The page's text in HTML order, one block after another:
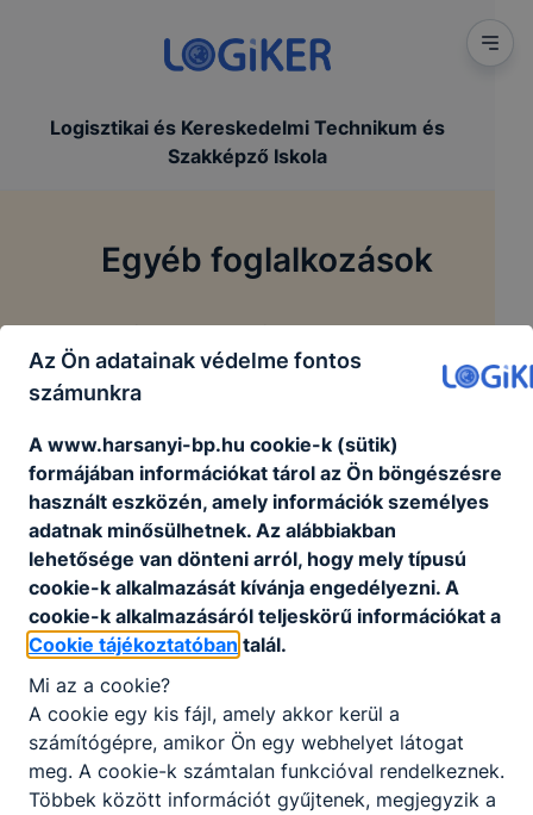
Logisztikai és Kereskedelmi Technikum és
Szakképző Iskola
Egyéb foglalkozások
/ /
Iskolánk jelenleg nem indít iskolai foglalkozásokat.
Megértésüket köszönjük!
Partnereink
Az Ön adatainak védelme fontos
számunkra
A www.harsanyi-bp.hu cookie-k (sütik)
formájában információkat tárol az Ön böngészésre
használt eszközén, amely információk személyes
adatnak minősülhetnek. Az alábbiakban
lehetősége van dönteni arról, hogy mely típusú
cookie-k alkalmazását kívánja engedélyezni. A
cookie-k alkalmazásáról teljeskörű információkat a
Cookie tájékoztatóban talál.
Mi az a cookie?
A cookie egy kis fájl, amely akkor kerül a
számítógépre, amikor Ön egy webhelyet látogat
meg. A cookie-k számtalan funkcióval rendelkeznek.
Többek között információt gyűjtenek, megjegyzik a